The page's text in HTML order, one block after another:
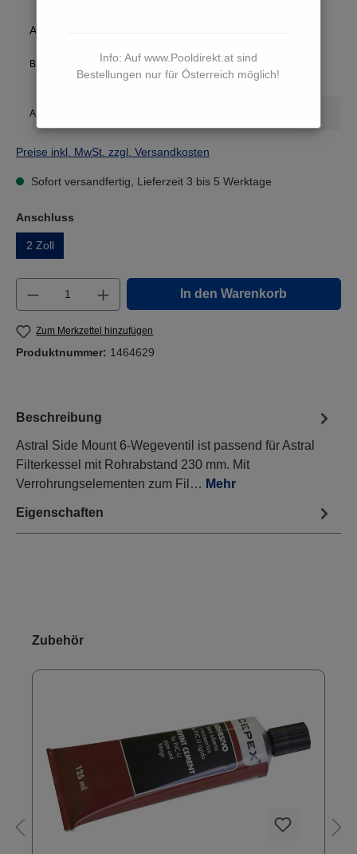
Info: Auf www.Pooldirekt.at sind
Bestellungen nur für Österreich möglich!
Anzahl
Bis 159,90 €*
188,64 €* (15.24% von der UVP gespart)
Ab
Preise inkl. MwSt. zzgl. Versandkosten
Sofort versandfertig, Lieferzeit 3 bis 5 Werktage
Anschluss
2 Zoll
Produkt Anzahl: Gib den gewünschten
In den Warenkorb
Zum Merkzettel hinzufügen
Produktnummer: 1464629
Beschreibung
Astral Side Mount 6-Wegeventil ist passend für Astral
Filterkessel mit Rohrabstand 230 mm. Mit
Verrohrungselementen zum Fil… Mehr
Eigenschaften
Produktgalerie überspringen
Zubehör